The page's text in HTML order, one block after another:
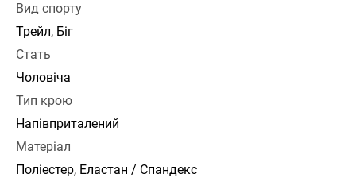
Вид спорту
Трейл, Біг
Стать
Чоловіча
Тип крою
Напівприталений
Матеріал
Поліестер, Еластан / Спандекс